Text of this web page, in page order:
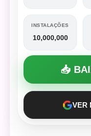
INSTALAÇÕES
10,000,000
📥
VER